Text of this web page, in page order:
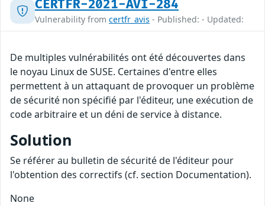
CERTFR-2021-AVI-284
Vulnerability from certfr_avis - Published: - Updated:
De multiples vulnérabilités ont été découvertes dans
le noyau Linux de SUSE. Certaines d'entre elles
permettent à un attaquant de provoquer un problème
de sécurité non spécifié par l'éditeur, une exécution de
code arbitraire et un déni de service à distance.
Solution
Se référer au bulletin de sécurité de l'éditeur pour
l'obtention des correctifs (cf. section Documentation).
None